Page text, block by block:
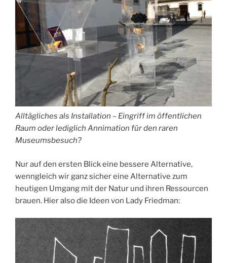
Alltägliches als Installation – Eingriff im öffentlichen
Raum oder lediglich Annimation für den raren
Museumsbesuch?
Nur auf den ersten Blick eine bessere Alternative,
wenngleich wir ganz sicher eine Alternative zum
heutigen Umgang mit der Natur und ihren Ressourcen
brauen. Hier also die Ideen von Lady Friedman: